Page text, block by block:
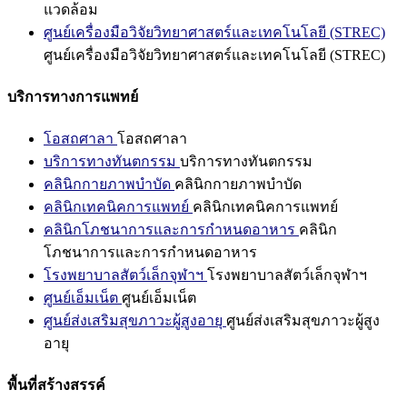
แวดล้อม
ศูนย์เครื่องมือวิจัยวิทยาศาสตร์และเทคโนโลยี (STREC)
ศูนย์เครื่องมือวิจัยวิทยาศาสตร์และเทคโนโลยี (STREC)
บริการทางการแพทย์
โอสถศาลา โอสถศาลา
บริการทางทันตกรรม บริการทางทันตกรรม
คลินิกกายภาพบำบัด คลินิกกายภาพบำบัด
คลินิกเทคนิคการแพทย์ คลินิกเทคนิคการแพทย์
คลินิกโภชนาการและการกำหนดอาหาร คลินิก
โภชนาการและการกำหนดอาหาร
โรงพยาบาลสัตว์เล็กจุฬาฯ โรงพยาบาลสัตว์เล็กจุฬาฯ
ศูนย์เอ็มเน็ต ศูนย์เอ็มเน็ต
ศูนย์ส่งเสริมสุขภาวะผู้สูงอายุ ศูนย์ส่งเสริมสุขภาวะผู้สูง
อายุ
พื้นที่สร้างสรรค์